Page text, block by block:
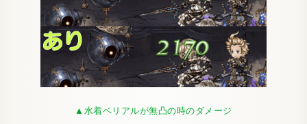
▲水着ベリアルが無凸の時のダメージ